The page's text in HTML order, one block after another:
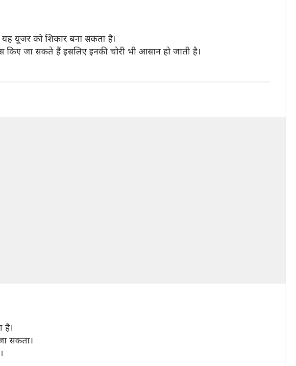
यह यूजर को शिकार बना सकता है।
किए जा सकते हैं इसलिए इनकी चोरी भी आसान हो जाती है।
है।
सकता।